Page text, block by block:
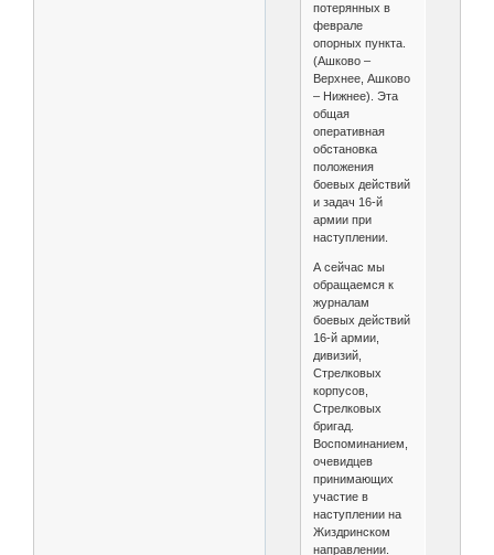
потерянных в
феврале
опорных пункта.
(Ашково –
Верхнее, Ашково
– Нижнее). Эта
общая
оперативная
обстановка
положения
боевых действий
и задач 16-й
армии при
наступлении.
А сейчас мы
обращаемся к
журналам
боевых действий
16-й армии,
дивизий,
Стрелковых
корпусов,
Стрелковых
бригад.
Воспоминанием,
очевидцев
принимающих
участие в
наступлении на
Жиздринском
направлении.